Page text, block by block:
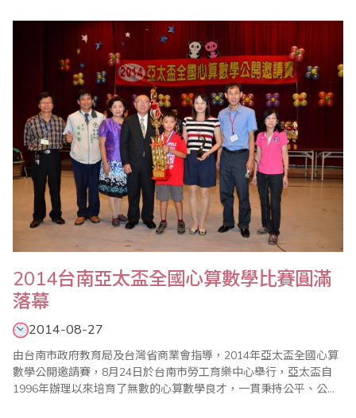
委員葉宗義率團一行23人與會，並於9月16日下午在山西省財政稅
務專科學校與中珠協張弘力會長、蘇金秀副會長、王妍玲秘書長、
山西省珠算心算協會張五勝會長、趙麗生副會長..
2014台南亞太盃全國心算數學比賽圓滿
落幕
2014-08-27
由台南市政府教育局及台灣省商業會指導，2014年亞太盃全國心算
數學公開邀請賽，8月24日於台南市勞工育樂中心舉行，亞太盃自
1996年辦理以來培育了無數的心算數學良才，一貫秉持公平、公